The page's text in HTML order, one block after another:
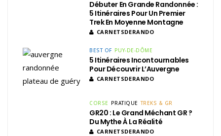
Débuter En Grande Randonnée :
5 Itinéraires Pour Un Premier
Trek En Moyenne Montagne
CARNETSDERANDO
BEST OF PUY-DE-DÔME
5 Itinéraires Incontournables
Pour Découvrir L’Auvergne
CARNETSDERANDO
CORSE PRATIQUE TREKS & GR
GR20 : Le Grand Méchant GR ?
Du Mythe À La Réalité
CARNETSDERANDO